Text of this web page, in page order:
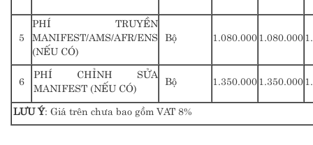
5
PHÍ TRUYỀN
MANIFEST/AMS/AFR/ENS
(NẾU CÓ)
Bộ 1.080.0001.080.000
6
PHÍ CHỈNH SỬA
MANIFEST (NẾU CÓ)
Bộ 1.350.0001.350.000
LƯU Ý: Giá trên chưa bao gồm VAT 8%